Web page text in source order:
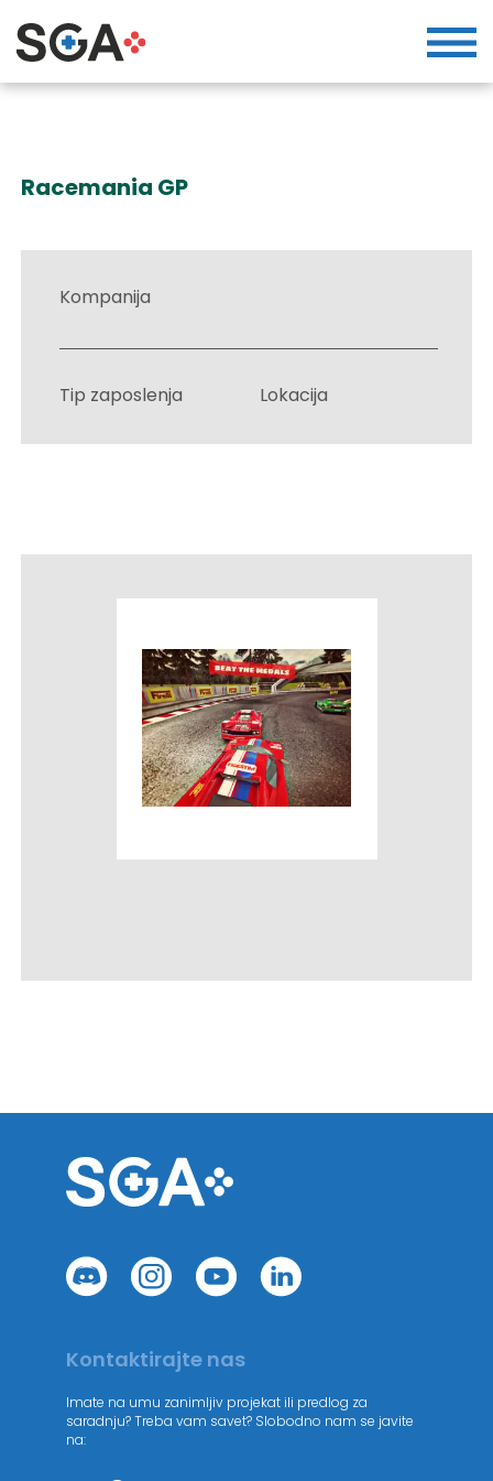
Racemania GP
Kompanija
Tip zaposlenja Lokacija
Kontaktirajte nas
Imate na umu zanimljiv projekat ili predlog za
saradnju? Treba vam savet? Slobodno nam se javite
na: